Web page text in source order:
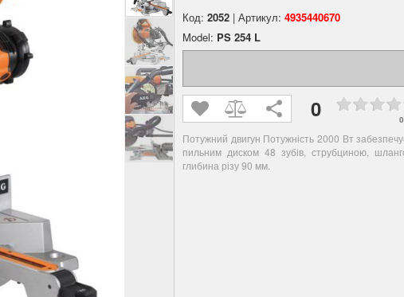
Код: 2052 | Артикул: 4935440670
Model: PS 254 L
0 0
Потужний двигун Потужність 2000 Вт
пильним диском 48 зубів, струбциною,
глибина різу 90 мм.